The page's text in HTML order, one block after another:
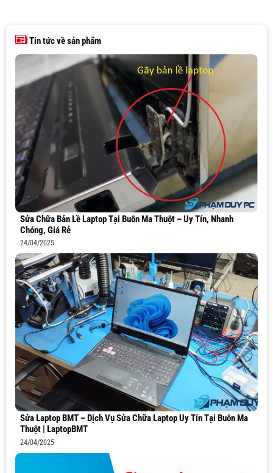
Tin tức về sản phẩm
Sửa Chữa Bản Lề Laptop Tại Buôn Ma Thuột – Uy Tín, Nhanh
Chóng, Giá Rẻ
24/04/2025
Sửa Laptop BMT – Dịch Vụ Sửa Chữa Laptop Uy Tín Tại Buôn Ma
Thuột | LaptopBMT
24/04/2025